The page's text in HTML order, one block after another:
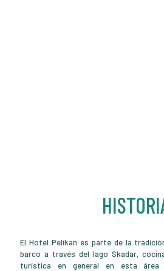
El Hotel Pelikan es parte de la
barco a través del lago Skadar,
turística en general en esta